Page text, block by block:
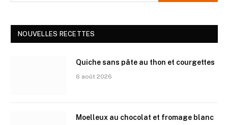
NOUVELLES RECETTES
Quiche sans pâte au thon et courgettes
6 août 2026
Moelleux au chocolat et fromage blanc